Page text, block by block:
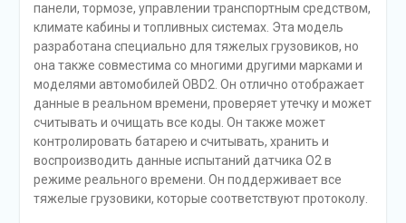
панели, тормозе, управлении транспортным средством,
климате кабины и топливных системах. Эта модель
разработана специально для тяжелых грузовиков, но
она также совместима со многими другими марками и
моделями автомобилей OBD2. Он отлично отображает
данные в реальном времени, проверяет утечку и может
считывать и очищать все коды. Он также может
контролировать батарею и считывать, хранить и
воспроизводить данные испытаний датчика O2 в
режиме реального времени. Он поддерживает все
тяжелые грузовики, которые соответствуют протоколу.